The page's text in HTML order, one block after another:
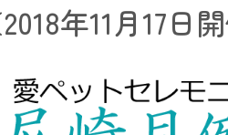
年11月17日